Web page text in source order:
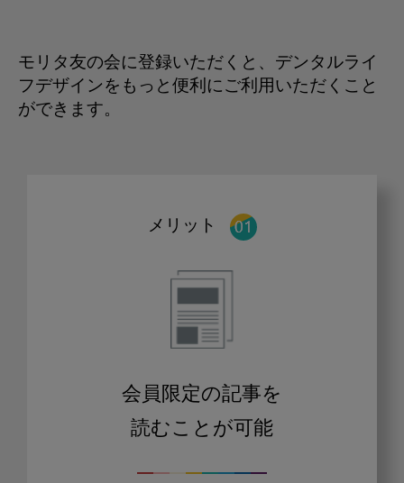
モリタ友の会に登録いただくと、デンタルライ
フデザインをもっと便利にご利用いただくこと
ができます。
メリット
会員限定の記事を
読むことが可能